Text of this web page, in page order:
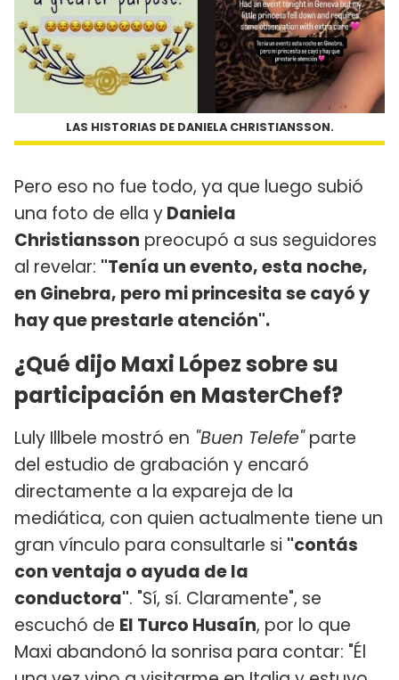
LAS HISTORIAS DE DANIELA CHRISTIANSSON.
Pero eso no fue todo, ya que luego subió
una foto de ella yDaniela
Christiansson preocupó a sus seguidores
al revelar: "Tenía un evento, esta noche,
en Ginebra, pero mi princesita se cayó y
hay que prestarle atención".
¿Qué dijo Maxi López sobre su
participación en MasterChef?
Luly Illbele mostró en "Buen Telefe"parte
del estudio de grabación y encaró
directamente a la expareja de la
mediática, con quien actualmente tiene un
gran vínculo para consultarle si "contás
con ventaja o ayuda de la
conductora". "Sí, sí. Claramente", se
escuchó de El Turco Husaín, por lo que
Maxi abandonó la sonrisa para contar: "Él